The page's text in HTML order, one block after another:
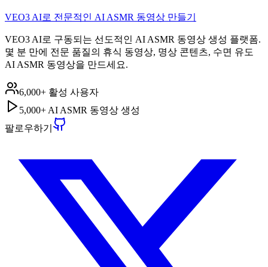
VEO3 AI로 전문적인 AI ASMR 동영상 만들기
VEO3 AI로 구동되는 선도적인 AI ASMR 동영상 생성 플랫폼.
몇 분 만에 전문 품질의 휴식 동영상, 명상 콘텐츠, 수면 유도
AI ASMR 동영상을 만드세요.
6,000+ 활성 사용자
5,000+ AI ASMR 동영상 생성
팔로우하기